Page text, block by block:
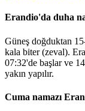
Erandio'da duha
Güneş doğduktan
kala biter (zeval).
07:32'de başlar ve
yakın yapılır.
Cuma namazı